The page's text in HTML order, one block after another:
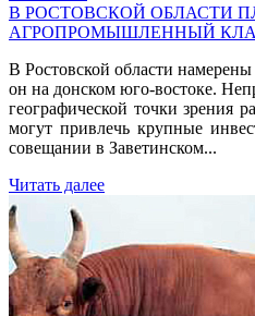
В РОСТОВСКОЙ ОБЛАСТИ
АГРОПРОМЫШЛЕННЫЙ
В Ростовской области намерены
он на донском юго-востоке.
географической точки зрения
могут привлечь крупные
совещании в Заветинском...
Читать далее